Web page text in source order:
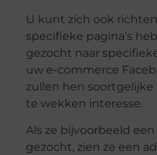
U kunt zich ook
specifieke pagina’s
gezocht naar
uw e-commerce
zullen hen
te wekken interesse.
Als ze bijvoorbeeld
gezocht, zien ze een